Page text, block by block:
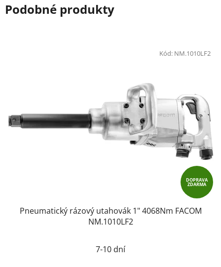
Podobné produkty
DOPRAVA
ZDARMA
Pneumatický rázový utahovák 1" 4068Nm FACOM
NM.1010LF2
7-10 dní
Kód: NM.1010LF2